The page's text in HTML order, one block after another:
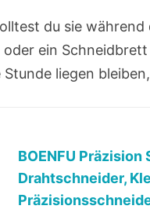
du sie
ein
liegen
BOENFU
Drahtschneider,